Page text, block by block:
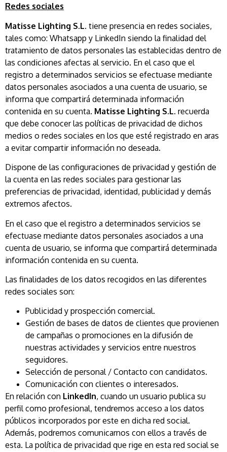
Redes sociales
Matisse Lighting S.L. tiene presencia en redes sociales,
tales como: Whatsapp y LinkedIn siendo la finalidad del
tratamiento de datos personales las establecidas dentro de
las condiciones afectas al servicio. En el caso que el
registro a determinados servicios se efectuase mediante
datos personales asociados a una cuenta de usuario, se
informa que compartirá determinada información
contenida en su cuenta. Matisse Lighting S.L. recuerda
que debe conocer las políticas de privacidad de dichos
medios o redes sociales en los que esté registrado en aras
a evitar compartir información no deseada.
Dispone de las configuraciones de privacidad y gestión de
la cuenta en las redes sociales para gestionar las
preferencias de privacidad, identidad, publicidad y demás
extremos afectos.
En el caso que el registro a determinados servicios se
efectuase mediante datos personales asociados a una
cuenta de usuario, se informa que compartirá determinada
información contenida en su cuenta.
Las finalidades de los datos recogidos en las diferentes
redes sociales son:
Publicidad y prospección comercial.
Gestión de bases de datos de clientes que provienen
de campañas o promociones en la difusión de
nuestras actividades y servicios entre nuestros
seguidores.
Selección de personal / Contacto con candidatos.
Comunicación con clientes o interesados.
En relación con LinkedIn, cuando un usuario publica su
perfil como profesional, tendremos acceso a los datos
públicos incorporados por este en dicha red social.
Además, podremos comunicarnos con ellos a través de
esta. La política de privacidad que rige en esta red social se